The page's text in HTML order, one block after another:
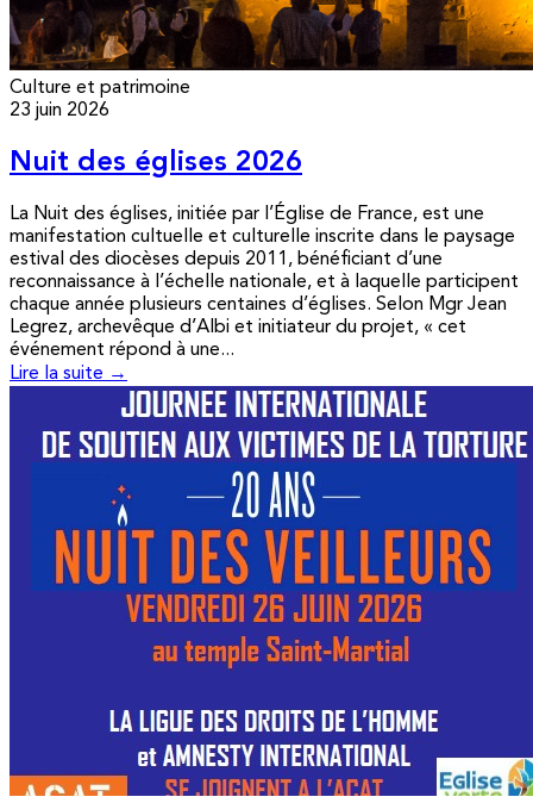
Culture et patrimoine
23 juin 2026
Nuit des églises 2026
La Nuit des églises, initiée par l’Église de France, est une
manifestation cultuelle et culturelle inscrite dans le paysage
estival des diocèses depuis 2011, bénéficiant d’une
reconnaissance à l’échelle nationale, et à laquelle participent
chaque année plusieurs centaines d’églises. Selon Mgr Jean
Legrez, archevêque d’Albi et initiateur du projet, « cet
événement répond à une...
Lire la suite →